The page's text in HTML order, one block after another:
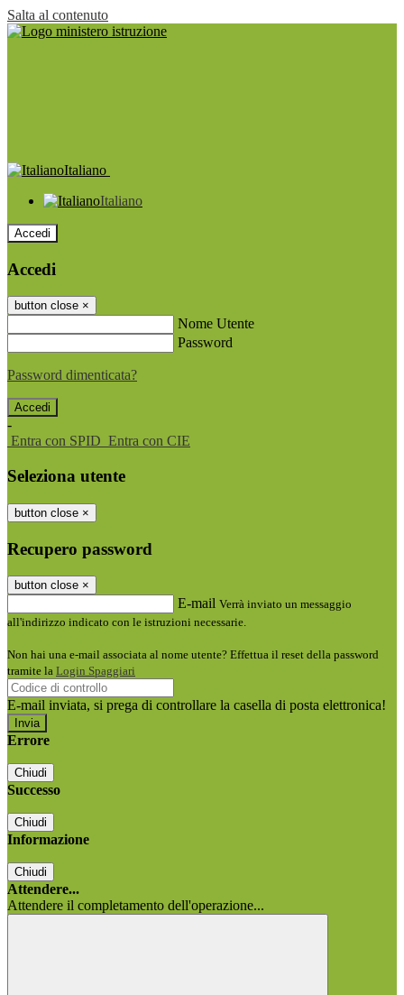
Salta al contenuto
Italiano
Italiano
Accedi
Accedi
button close ×
Nome Utente
Password
Password dimenticata?
-
Entra con SPID Entra con CIE
Seleziona utente
button close ×
Recupero password
button close ×
E-mail Verrà inviato un messaggio
all'indirizzo indicato con le istruzioni necessarie.
Non hai una e-mail associata al nome utente? Effettua il reset della password
tramite la Login Spaggiari
E-mail inviata, si prega di controllare la casella di posta elettronica!
Errore
Chiudi
Successo
Chiudi
Informazione
Chiudi
Attendere...
Attendere il completamento dell'operazione...